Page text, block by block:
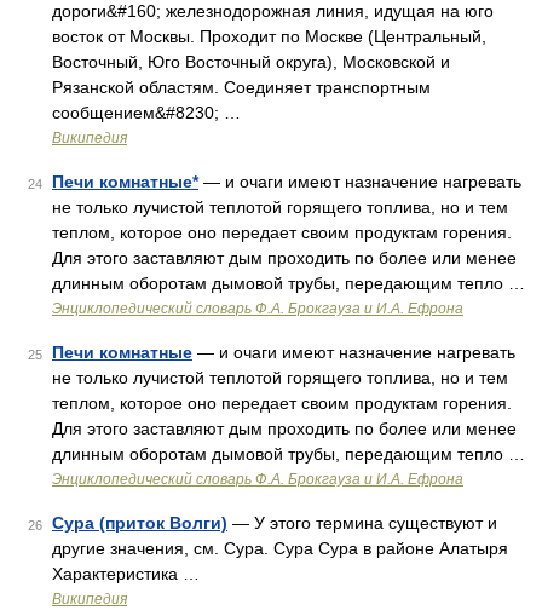
дороги&#160; железнодорожная линия, идущая на юго
восток от Москвы. Проходит по Москве (Центральный,
Восточный, Юго Восточный округа), Московской и
Рязанской областям. Соединяет транспортным
сообщением&#8230; …
Википедия
24 Печи комнатные*— и очаги имеют назначение нагревать
не только лучистой теплотой горящего топлива, но и тем
теплом, которое оно передает своим продуктам горения.
Для этого заставляют дым проходить по более или менее
длинным оборотам дымовой трубы, передающим тепло …
Энциклопедический словарь Ф.А. Брокгауза и И.А. Ефрона
25 Печи комнатные — и очаги имеют назначение нагревать
не только лучистой теплотой горящего топлива, но и тем
теплом, которое оно передает своим продуктам горения.
Для этого заставляют дым проходить по более или менее
длинным оборотам дымовой трубы, передающим тепло …
Энциклопедический словарь Ф.А. Брокгауза и И.А. Ефрона
26 Сура (приток Волги) — У этого термина существуют и
другие значения, см. Сура. Сура Сура в районе Алатыря
Характеристика …
Википедия